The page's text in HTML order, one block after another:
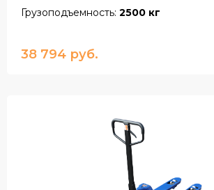
Грузоподъемность: 2500 кг
38 794 руб.